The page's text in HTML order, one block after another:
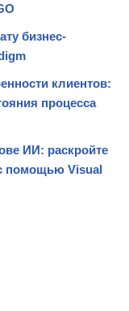
бизнес-
клиентов:
процесса
ИИ: раскройте
помощью Visual